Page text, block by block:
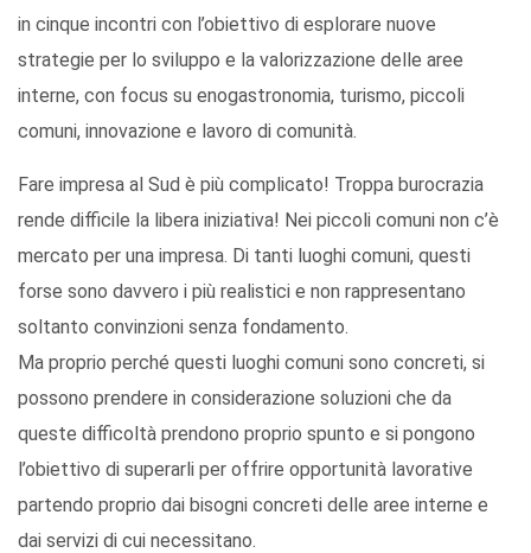
in cinque incontri con l’obiettivo di esplorare nuove
strategie per lo sviluppo e la valorizzazione delle aree
interne, con focus su enogastronomia, turismo, piccoli
comuni, innovazione e lavoro di comunità.
Fare impresa al Sud è più complicato! Troppa burocrazia
rende difficile la libera iniziativa! Nei piccoli comuni non c’è
mercato per una impresa. Di tanti luoghi comuni, questi
forse sono davvero i più realistici e non rappresentano
soltanto convinzioni senza fondamento.
Ma proprio perché questi luoghi comuni sono concreti, si
possono prendere in considerazione soluzioni che da
queste difficoltà prendono proprio spunto e si pongono
l’obiettivo di superarli per offrire opportunità lavorative
partendo proprio dai bisogni concreti delle aree interne e
dai servizi di cui necessitano.